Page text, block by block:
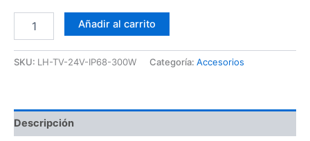
24V
Añadir al carrito
SKU: LH-TV-24V-IP68-300W Categoría: Accesorios
Descripción